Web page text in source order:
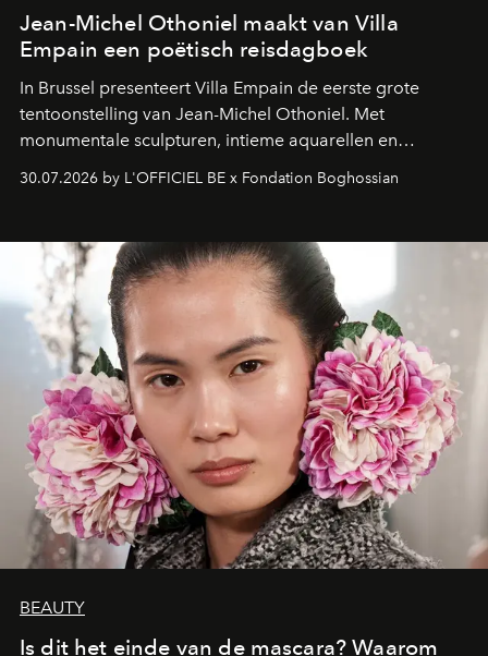
Jean-Michel Othoniel maakt van Villa
Empain een poëtisch reisdagboek
In Brussel presenteert Villa Empain de eerste grote
tentoonstelling van Jean-Michel Othoniel. Met
monumentale sculpturen, intieme aquarellen en
fonkelend Murano-glas creëert de Franse kunstenaar
een emotionele reis waarin elk werk de herinnering
moment van verwondering.
30.07.2026 by L'OFFICIEL BE x Fondation Boghossian
BEAUTY
Is dit het einde van de mascara? Waarom